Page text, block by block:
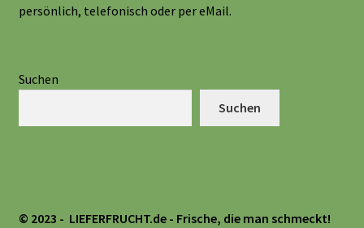
persönlich, telefonisch oder per eMail.
Suchen
Suchen
© 2023 - LIEFERFRUCHT.de - Frische, die man schmeckt!